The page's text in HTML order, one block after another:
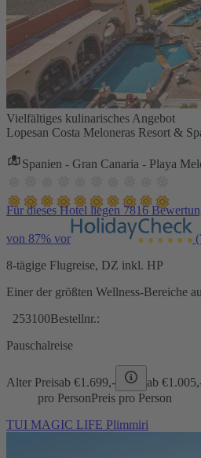
Vielfältiges kulinarisches Angebot
Lopesan Costa Meloneras Resort &
Spanien - Gran Canaria - Playa
Für dieses Hotel liegen 7816
von 87% vor
8-tägige Flugreise, DZ inkl. HP
Einer der größten Wellness-Bereiche
253100Bestellnr.:
Pauschalreise
Alter Preisab €1.699,- ab €
pro PersonPreis pro Person
TUI MAGIC LIFE Plimmiri